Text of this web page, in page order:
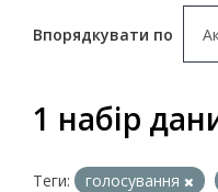
Впорядкувати по
1 набір
Теги: голосування